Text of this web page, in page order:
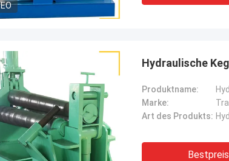
Hydraulische
Produktname:
Marke:
Art des Produkts:
Bestpreis